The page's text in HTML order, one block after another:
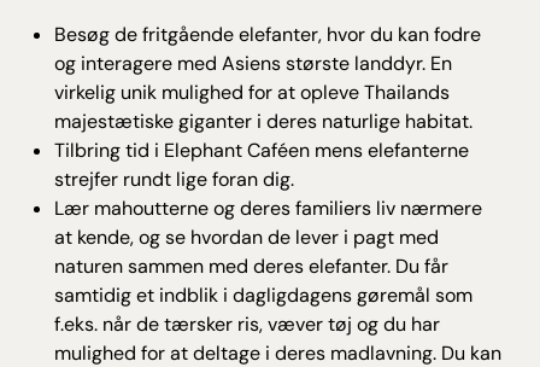
Besøg de fritgående elefanter, hvor du kan fodre
og interagere med Asiens største landdyr. En
virkelig unik mulighed for at opleve Thailands
majestætiske giganter i deres naturlige habitat.
Tilbring tid i Elephant Caféen mens elefanterne
strejfer rundt lige foran dig.
Lær mahoutterne og deres familiers liv nærmere
at kende, og se hvordan de lever i pagt med
naturen sammen med deres elefanter. Du får
samtidig et indblik i dagligdagens gøremål som
f.eks. når de tærsker ris, væver tøj og du har
mulighed for at deltage i deres madlavning. Du kan